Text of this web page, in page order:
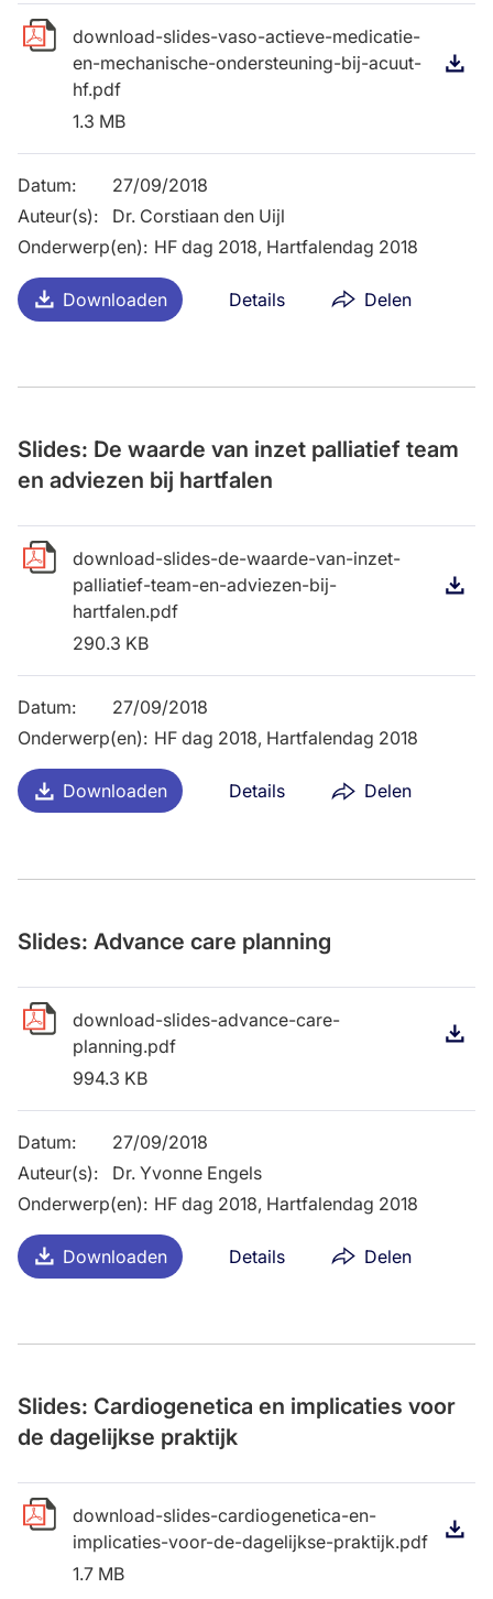
Downloaden Details Delen
download-slides-vaso-actieve-medicatie-
en-mechanische-ondersteuning-bij-acuut-
hf.pdf
1.3 MB
Datum:
27/09/2018
Auteur(s):
Dr. Corstiaan den Uijl
Onderwerp(en): HF dag 2018, Hartfalendag 2018
Downloaden Details Delen
Slides: De waarde van inzet palliatief team
en adviezen bij hartfalen
download-slides-de-waarde-van-inzet-
palliatief-team-en-adviezen-bij-
hartfalen.pdf
290.3 KB
Datum:
27/09/2018
Onderwerp(en): HF dag 2018, Hartfalendag 2018
Downloaden Details Delen
Slides: Advance care planning
download-slides-advance-care-
planning.pdf
994.3 KB
Datum:
27/09/2018
Auteur(s):
Dr. Yvonne Engels
Onderwerp(en): HF dag 2018, Hartfalendag 2018
Slides: Cardiogenetica en implicaties voor
de dagelijkse praktijk
download-slides-cardiogenetica-en-
implicaties-voor-de-dagelijkse-praktijk.pdf
1.7 MB